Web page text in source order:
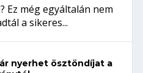
Ez még egyáltalán nem
a sikeres...
nyerhet ösztöndíjat a